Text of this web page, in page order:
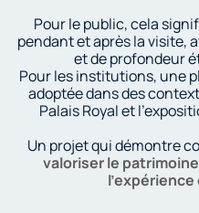
Pour le public, cela
pendant et après la visite,
et de profondeur
Pour les institutions, une
adoptée dans des
Palais Royal et
valoriser le